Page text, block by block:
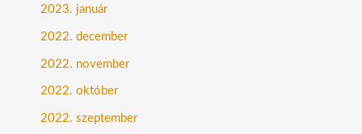
2023. január
2022. december
2022. november
2022. október
2022. szeptember